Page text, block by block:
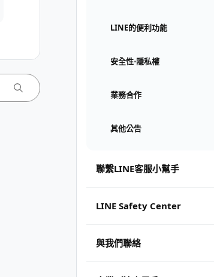
LINE的便利功能
安全性⋅隱私權
業務合作
其他公告
聯繫LINE客服小幫手
LINE Safety Center
與我們聯絡